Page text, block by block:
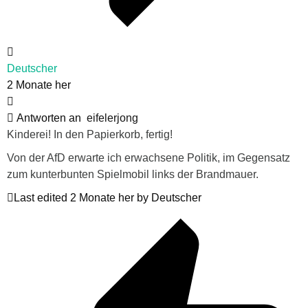
Deutscher
2 Monate her
Antworten an eifelerjong
Kinderei! In den Papierkorb, fertig!
Von der AfD erwarte ich erwachsene Politik, im Gegensatz
zum kunterbunten Spielmobil links der Brandmauer.
Last edited 2 Monate her by Deutscher